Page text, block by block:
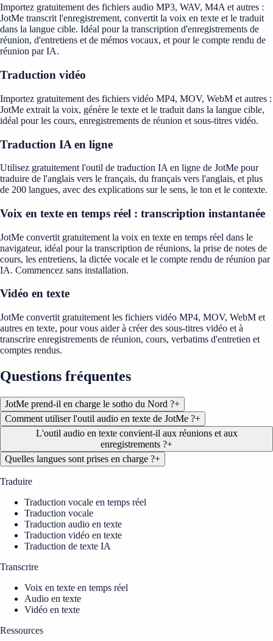
Importez gratuitement des fichiers audio MP3, WAV, M4A et autres :
JotMe transcrit l'enregistrement, convertit la voix en texte et le traduit
dans la langue cible. Idéal pour la transcription d'enregistrements de
réunion, d'entretiens et de mémos vocaux, et pour le compte rendu de
réunion par IA.
Traduction vidéo
Importez gratuitement des fichiers vidéo MP4, MOV, WebM et autres :
JotMe extrait la voix, génère le texte et le traduit dans la langue cible,
idéal pour les cours, enregistrements de réunion et sous-titres vidéo.
Traduction IA en ligne
Utilisez gratuitement l'outil de traduction IA en ligne de JotMe pour
traduire de l'anglais vers le français, du français vers l'anglais, et plus
de 200 langues, avec des explications sur le sens, le ton et le contexte.
Voix en texte en temps réel : transcription instantanée
JotMe convertit gratuitement la voix en texte en temps réel dans le
navigateur, idéal pour la transcription de réunions, la prise de notes de
cours, les entretiens, la dictée vocale et le compte rendu de réunion par
IA. Commencez sans installation.
Vidéo en texte
JotMe convertit gratuitement les fichiers vidéo MP4, MOV, WebM et
autres en texte, pour vous aider à créer des sous-titres vidéo et à
transcrire enregistrements de réunion, cours, verbatims d'entretien et
comptes rendus.
Questions fréquentes
JotMe prend-il en charge le sotho du Nord ?+
Comment utiliser l'outil audio en texte de JotMe ?+
L'outil audio en texte convient-il aux réunions et aux
enregistrements ?+
Quelles langues sont prises en charge ?+
Traduire
Traduction vocale en temps réel
Traduction vocale
Traduction audio en texte
Traduction vidéo en texte
Traduction de texte IA
Transcrire
Voix en texte en temps réel
Audio en texte
Vidéo en texte
Ressources